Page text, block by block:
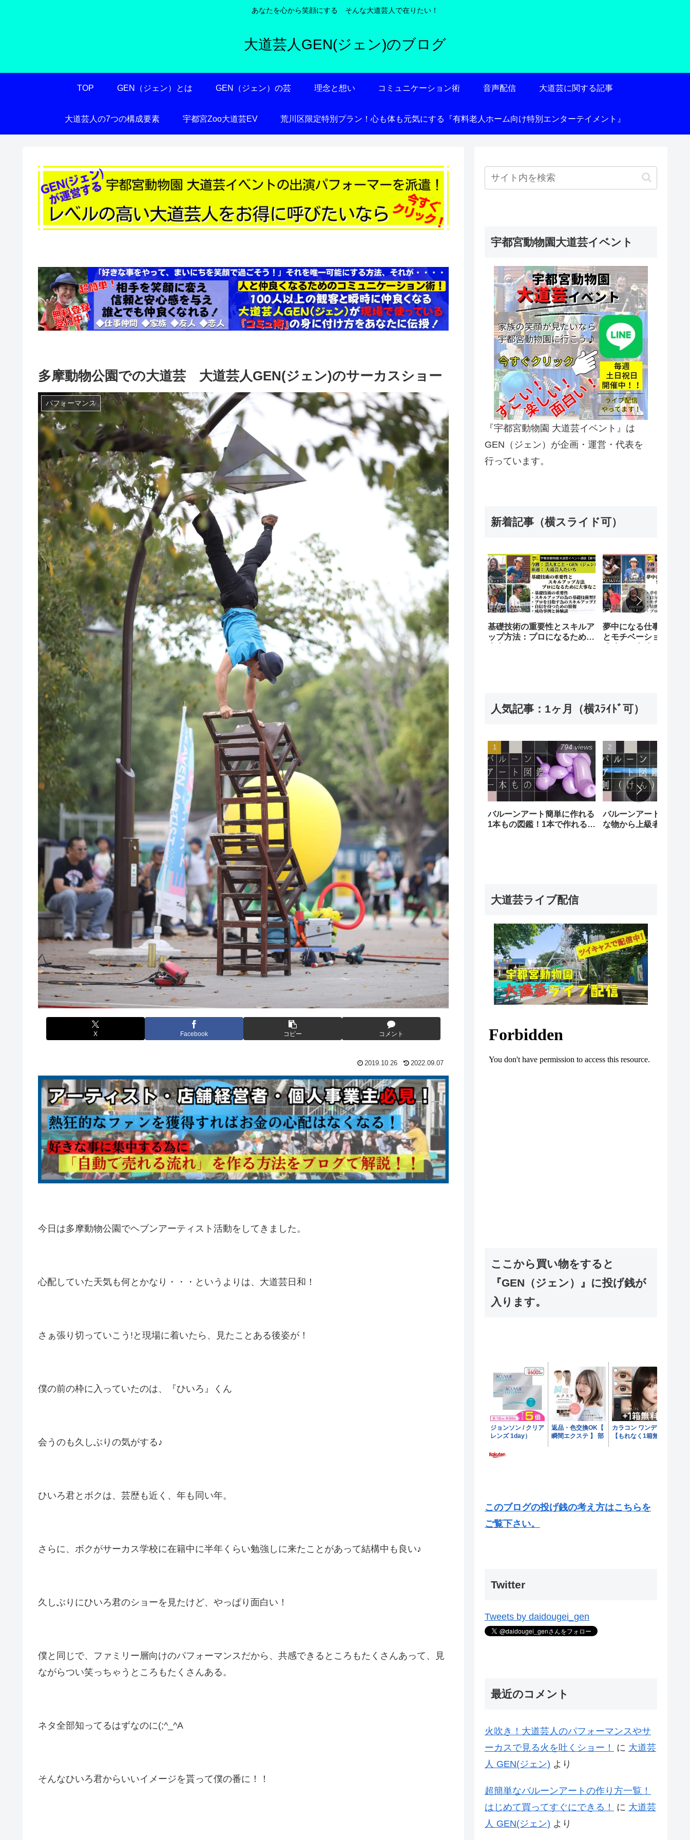
あなたを心から笑顔にする そんな大道芸人で在りたい！
大道芸人GEN(ジェン)のブログ
TOP GEN（ジェン）とは GEN（ジェン）の芸 理念と想い コミュニケーション術 音声配信 大道芸に関する記事
大道芸人の7つの構成要素 宇都宮Zoo大道芸EV 荒川区限定特別プラン！心も体も元気にする『有料老人ホーム向け特別エンターテイメント』
多摩動物公園での大道芸 大道芸人GEN(ジェン)のサーカスショー
パフォーマンス
X Facebook コピー コメント
2019.10.26 2022.09.07
今日は多摩動物公園でヘブンアーティスト活動をしてきました。
心配していた天気も何とかなり・・・というよりは、大道芸日和！
さぁ張り切っていこう!と現場に着いたら、見たことある後姿が！
僕の前の枠に入っていたのは、『ひいろ』くん
会うのも久しぶりの気がする♪
ひいろ君とボクは、芸歴も近く、年も同い年。
さらに、ボクがサーカス学校に在籍中に半年くらい勉強しに来たことがあって結構中も良い♪
久しぶりにひいろ君のショーを見たけど、やっぱり面白い！
僕と同じで、ファミリー層向けのパフォーマンスだから、共感できるところもたくさんあって、見
ながらつい笑っちゃうところもたくさんある。
ネタ全部知ってるはずなのに(;^_^A
そんなひいろ君からいいイメージを貰って僕の番に！！
宇都宮動物園大道芸イベント
『宇都宮動物園 大道芸イベント』は
GEN（ジェン）が企画・運営・代表を
行っています。
新着記事（横スライド可）
基礎技術の重要性とスキルア
ップ方法：プロになるために
夢中になる仕事を発見
とモチベーションをア
人気記事：1ヶ月（横ｽﾗｲﾄﾞ可）
バルーンアート簡単に作れる
1本もの図鑑！1本で作れる簡
794 views
バルーンアート剣図鑑
な物から上級者向けの
大道芸ライブ配信
ここから買い物をすると
『GEN（ジェン）』に投げ銭が
入ります。
このブログの投げ銭の考え方はこちらを
ご覧下さい。
Twitter
Tweets by daidougei_gen
最近のコメント
火吹き！大道芸人のパフォーマンスやサ
ーカスで見る火を吐くショー！
に 大道芸
人 GEN(ジェン) より
超簡単なバルーンアートの作り方一覧！
はじめて買ってすぐにできる！
に 大道芸
人 GEN(ジェン) より